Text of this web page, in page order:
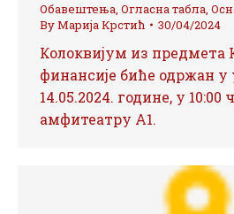
Обавештења, Огласна табла,
ByМарија Крстић 30/04/2024
Колоквијум из предмета
финансије биће одржан у
14.05.2024. године, у 10:00
амфитеатру А1.